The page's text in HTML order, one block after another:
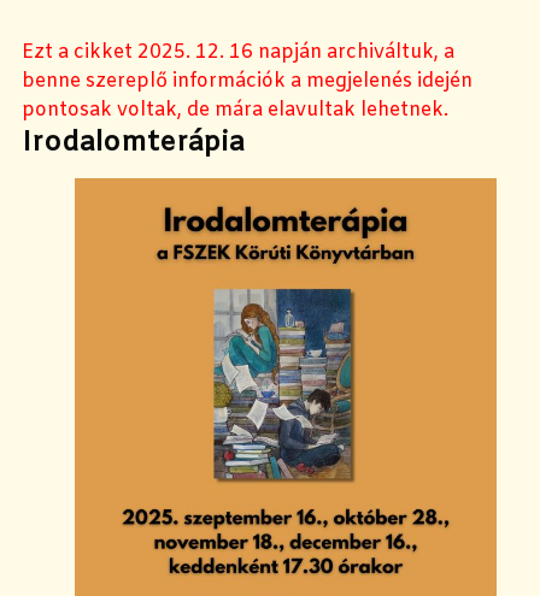
Ezt a cikket 2025. 12. 16 napján archiváltuk, a
benne szereplő információk a megjelenés idején
pontosak voltak, de mára elavultak lehetnek.
Irodalomterápia